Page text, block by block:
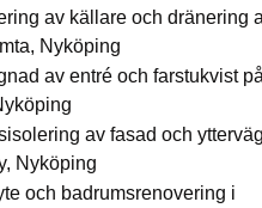
av källare och dränering
Nyköping
av entré och farstukvist
av fasad och
Nyköping
och badrumsrenovering i